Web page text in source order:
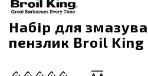
Набір для
пензлик Broil King